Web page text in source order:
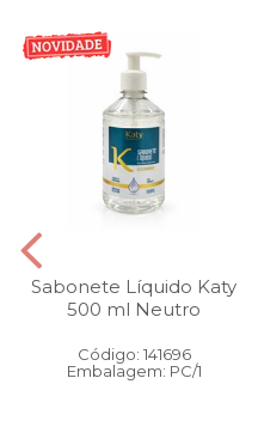
Sabonete Líquido Katy
500 ml Neutro
Código: 141696
Embalagem: PC/1